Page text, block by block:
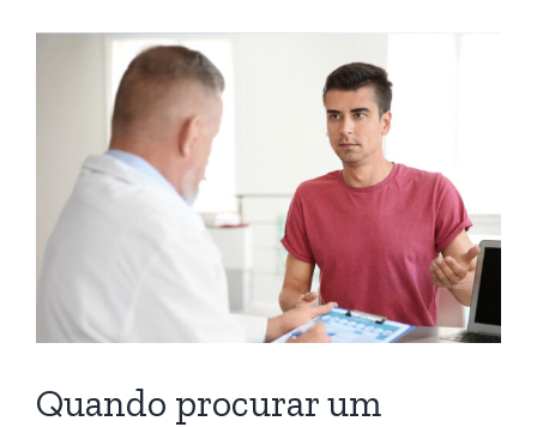
Quando procurar um